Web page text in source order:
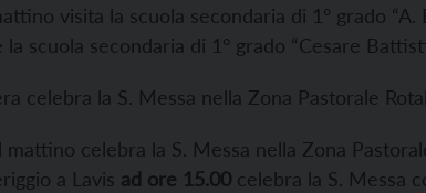
visita la scuola secondaria di 1° grado “A.
scuola secondaria di 1° grado “Cesare
celebra la S. Messa nella Zona Pastorale
mattino celebra la S. Messa nella Zona
a Lavis ad ore 15.00 celebra la S. Messa